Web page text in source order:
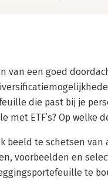
van een goed
die past bij je
met ETF’s? Op welke
te schetsen van
voorbeelden en
te